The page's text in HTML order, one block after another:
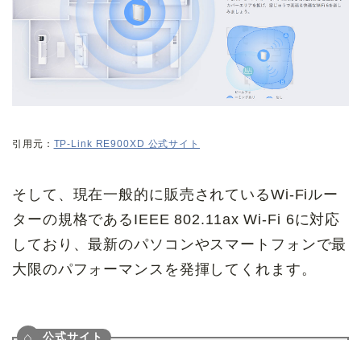
引用元： TP-Link RE900XD 公式サイト
そして、現在一般的に販売されているWi-Fiルー
ターの規格であるIEEE 802.11ax Wi-Fi 6に対応
しており、最新のパソコンやスマートフォンで最
大限のパフォーマンスを発揮してくれます。